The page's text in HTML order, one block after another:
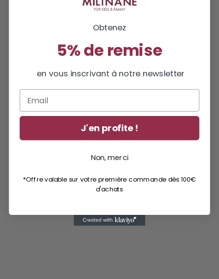
Obtenez
5% de remise
en vous inscrivant à notre newsletter
J'en profite !
Non, merci
*Offre valable sur votre première commande dès 100€
d'achats